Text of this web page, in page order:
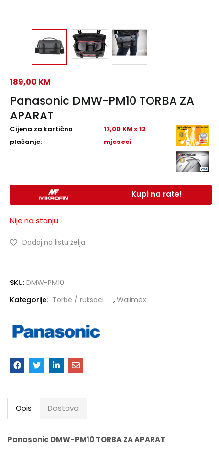
Panasonic DMW-PM10 TORBA ZA
APARAT
189,00 KM
Cijena za kartično
plaćanje:
17,00 KM x 12
mjeseci
Kupi na rate!
Nije na stanju
Dodaj na listu želja
SKU: DMW-PM10
Kategorije: Torbe / ruksaci , Walimex
Opis Dostava
Panasonic DMW-PM10 TORBA ZA APARAT